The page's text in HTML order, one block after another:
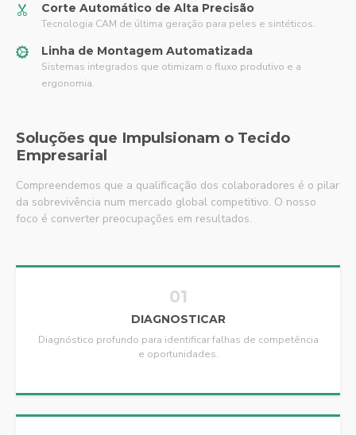
Corte Automático de Alta Precisão
Tecnologia CAM de última geração para peles e sintéticos.
Linha de Montagem Automatizada
Sistemas integrados que otimizam o fluxo produtivo e a
ergonomia.
Soluções que Impulsionam o Tecido
Empresarial
Compreendemos que a qualificação dos colaboradores é o pilar
da sobrevivência num mercado global competitivo. O nosso
foco é converter preocupações em resultados.
01
DIAGNOSTICAR
Diagnóstico profundo para identificar falhas de competência
e oportunidades.